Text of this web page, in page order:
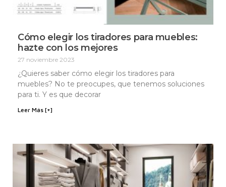
Cómo elegir los tiradores para muebles:
hazte con los mejores
27 noviembre 2023
¿Quieres saber cómo elegir los tiradores para
muebles? No te preocupes, que tenemos soluciones
para ti. Y es que decorar
Leer Más [+]